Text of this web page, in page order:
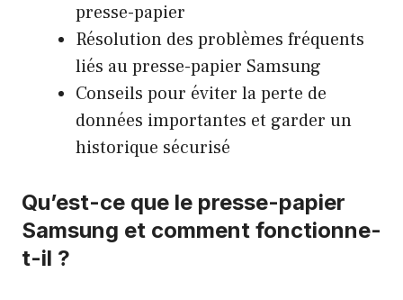
presse-papier
Résolution des problèmes fréquents
liés au presse-papier Samsung
Conseils pour éviter la perte de
données importantes et garder un
historique sécurisé
Qu’est-ce que le presse-papier
Samsung et comment fonctionne-
t-il ?